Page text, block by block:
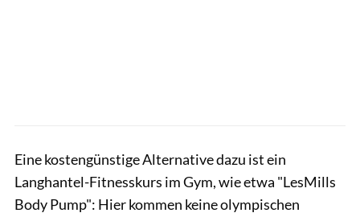
Eine kostengünstige Alternative dazu ist ein
Langhantel-Fitnesskurs im Gym, wie etwa "LesMills
Body Pump": Hier kommen keine olympischen